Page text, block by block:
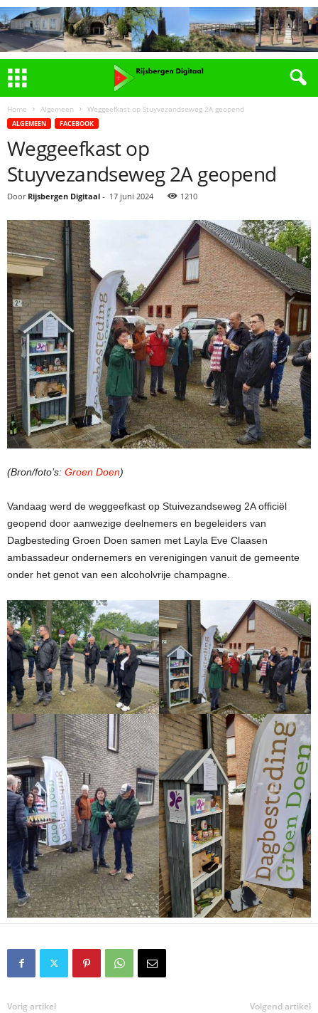
Home Algemeen Weggeefkast op Stuyvezandseweg 2A geopend
ALGEMEEN FACEBOOK
Weggeefkast op
Stuyvezandseweg 2A geopend
Door Rijsbergen Digitaal - 17 juni 2024 1210
(Bron/foto’s: Groen Doen)
Vandaag werd de weggeefkast op Stuivezandseweg 2A officiël
geopend door aanwezige deelnemers en begeleiders van
Dagbesteding Groen Doen samen met Layla Eve Claasen
ambassadeur ondernemers en verenigingen vanuit de gemeente
onder het genot van een alcoholvrije champagne.
Vorig artikel Volgend artikel